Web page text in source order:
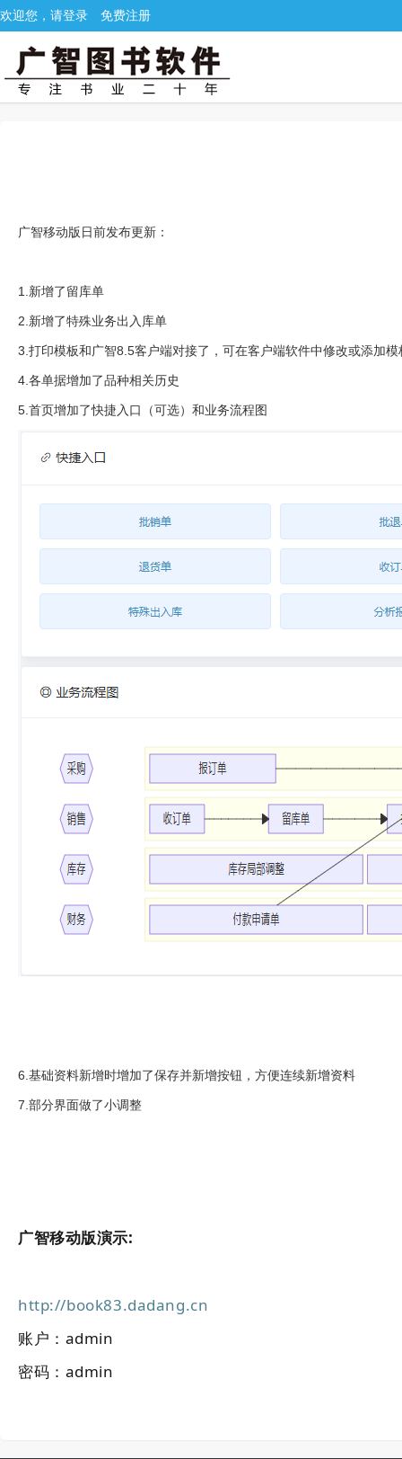
欢迎您，请登录 免费注册
广智移动版日前发布更新：
1.新增了留库单
2.新增了特殊业务出入库单
3.打印模板和广智8.5客户端对接了，可在客户端软件中修改或添加
4.各单据增加了品种相关历史
5.首页增加了快捷入口（可选）和业务流程图
6.基础资料新增时增加了保存并新增按钮，方便连续新增资料
7.部分界面做了小调整
广智移动版演示:
http://book83.dadang.cn
账户：admin
密码：admin